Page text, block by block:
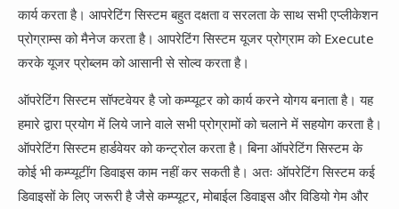
कार्य करता है। आपरेटिंग सिस्टम बहुत दक्षता व सरलता के साथ सभी एप्लीकेशन
प्रोग्राम्स को मैनेज करता है। आपरेटिंग सिस्टम यूजर प्रोग्राम को Execute
करके यूजर प्रोब्लम को आसानी से सोल्व करता है।
ऑपरेटिंग सिस्टम सॉफ्टवेयर है जो कम्प्यूटर को कार्य करने योगय बनाता है। यह
हमारे द्वारा प्रयोग में लिये जाने वाले सभी प्रोग्रामों को चलाने में सहयोग करता है।
ऑपरेटिंग सिस्टम हार्डवेयर को कन्ट्रोल करता है। बिना ऑपरेटिंग सिस्टम के
कोई भी कम्प्यूटींग डिवाइस काम नहीं कर सकती है। अतः ऑपरेटिंग सिस्टम कई
डिवाइसों के लिए जरूरी है जैसे कम्प्यूटर, मोबाईल डिवाइस और विडियो गेम और